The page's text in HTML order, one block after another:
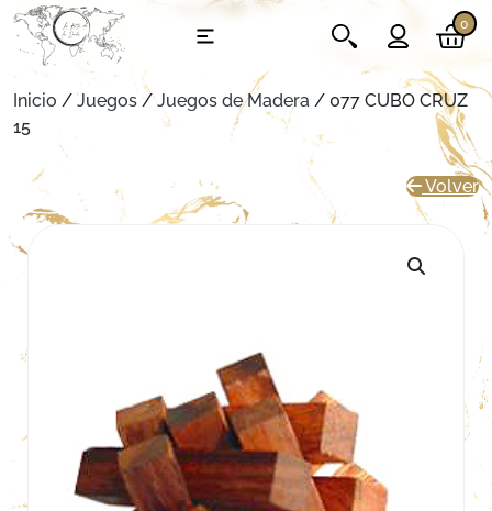
0
Inicio / Juegos /Juegos de Madera / 077 CUBO CRUZ
15
Volver